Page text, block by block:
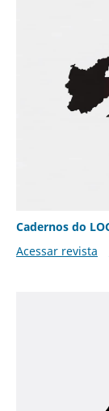
Cadernos do
Acessar revista